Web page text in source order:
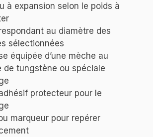
à expansion selon le poids à
au diamètre des
sélectionnées
équipée d’une mèche au
de tungstène ou spéciale
protecteur pour le
marqueur pour repérer